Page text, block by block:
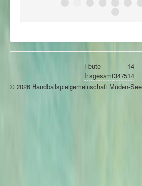
Heute
14
Insgesamt347514
© 2026 Handballspielgemeinschaft Müden-